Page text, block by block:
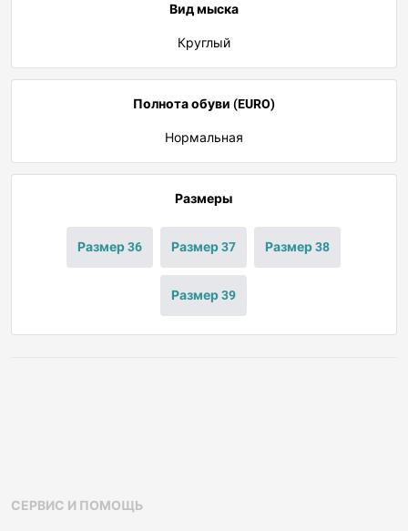
Вид мыска
Круглый
Полнота обуви (EURO)
Нормальная
Размеры
Размер 36 Размер 37 Размер 38
Размер 39
СЕРВИС И ПОМОЩЬ